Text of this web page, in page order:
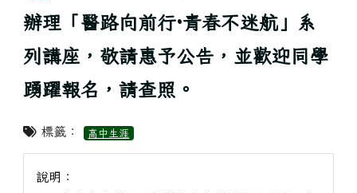
辦理「醫路向前行·青春不迷航」系
列講座，敬請惠予公告，並歡迎同學
踴躍報名，請查照。
標籤： 高中生涯
說明：